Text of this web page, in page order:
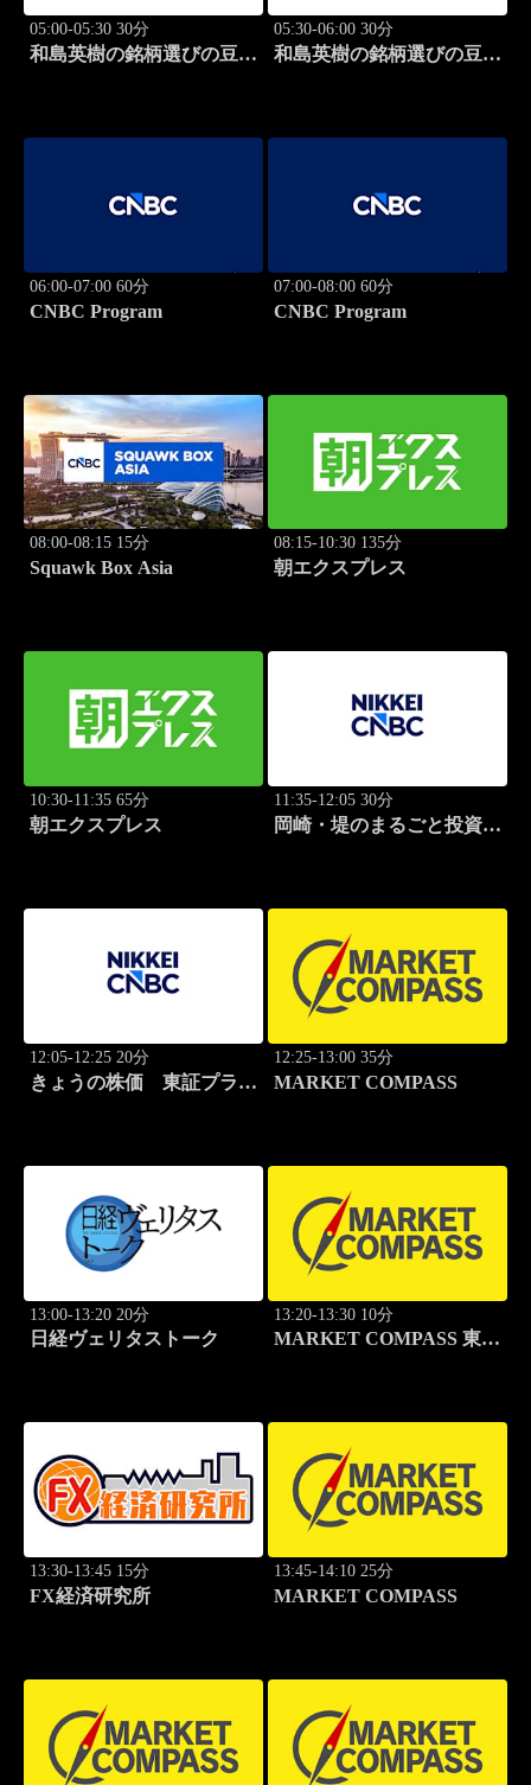
05:00-05:30 30分
和島英樹の銘柄選びの豆知
05:30-06:00 30分
和島英樹の銘柄選びの豆知
06:00-07:00 60分
CNBC Program
07:00-08:00 60分
CNBC Program
08:00-08:15 15分
Squawk Box Asia
08:15-10:30 135分
朝エクスプレス
10:30-11:35 65分
朝エクスプレス
11:35-12:05 30分
岡崎・堤のまるごと投資道
12:05-12:25 20分
きょうの株価 東証プライ
12:25-13:00 35分
MARKET COMPASS
13:00-13:20 20分
日経ヴェリタストーク
13:20-13:30 10分
MARKET COMPASS 東証
13:30-13:45 15分
FX経済研究所
13:45-14:10 25分
MARKET COMPASS